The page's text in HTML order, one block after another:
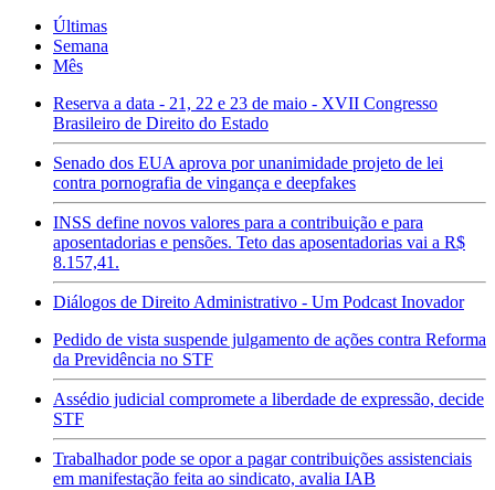
Últimas
Semana
Mês
Reserva a data - 21, 22 e 23 de maio - XVII Congresso
Brasileiro de Direito do Estado
Senado dos EUA aprova por unanimidade projeto de lei
contra pornografia de vingança e deepfakes
INSS define novos valores para a contribuição e para
aposentadorias e pensões. Teto das aposentadorias vai a R$
8.157,41.
Diálogos de Direito Administrativo - Um Podcast Inovador
Pedido de vista suspende julgamento de ações contra Reforma
da Previdência no STF
Assédio judicial compromete a liberdade de expressão, decide
STF
Trabalhador pode se opor a pagar contribuições assistenciais
em manifestação feita ao sindicato, avalia IAB